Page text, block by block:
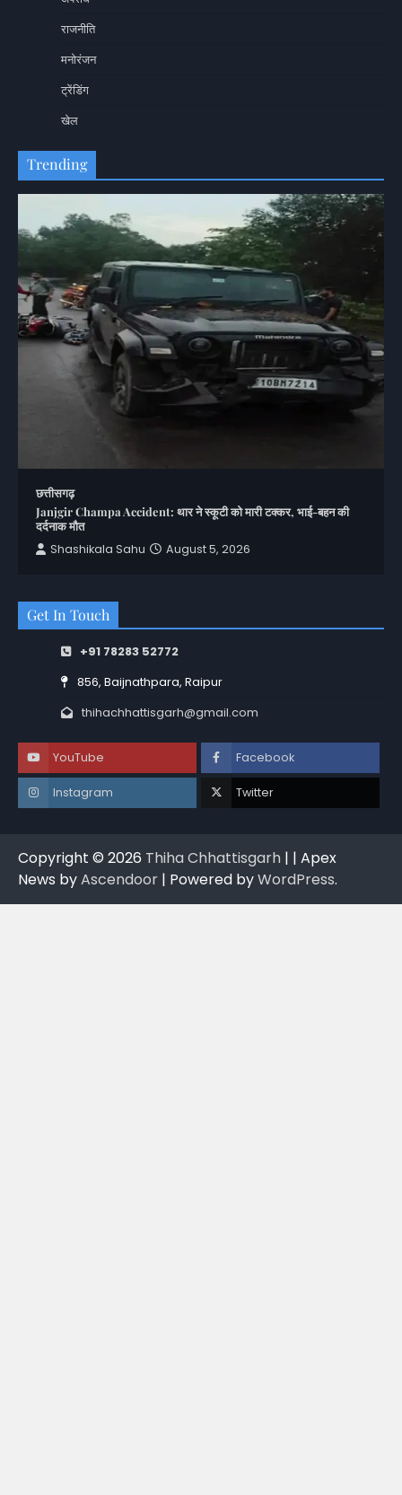
राजनीति
मनोरंजन
ट्रेंडिंग
खेल
Trending
छत्तीसगढ़
Janjgir Champa Accident: थार ने स्कूटी को मारी टक्कर, भाई-बहन की
दर्दनाक मौत
Shashikala Sahu
August 5, 2026
Get In Touch
+91 78283 52772
856, Baijnathpara, Raipur
thihachhattisgarh@gmail.com
YouTube Facebook
Instagram Twitter
Copyright © 2026 Thiha Chhattisgarh | | Apex
News byAscendoor | Powered byWordPress.